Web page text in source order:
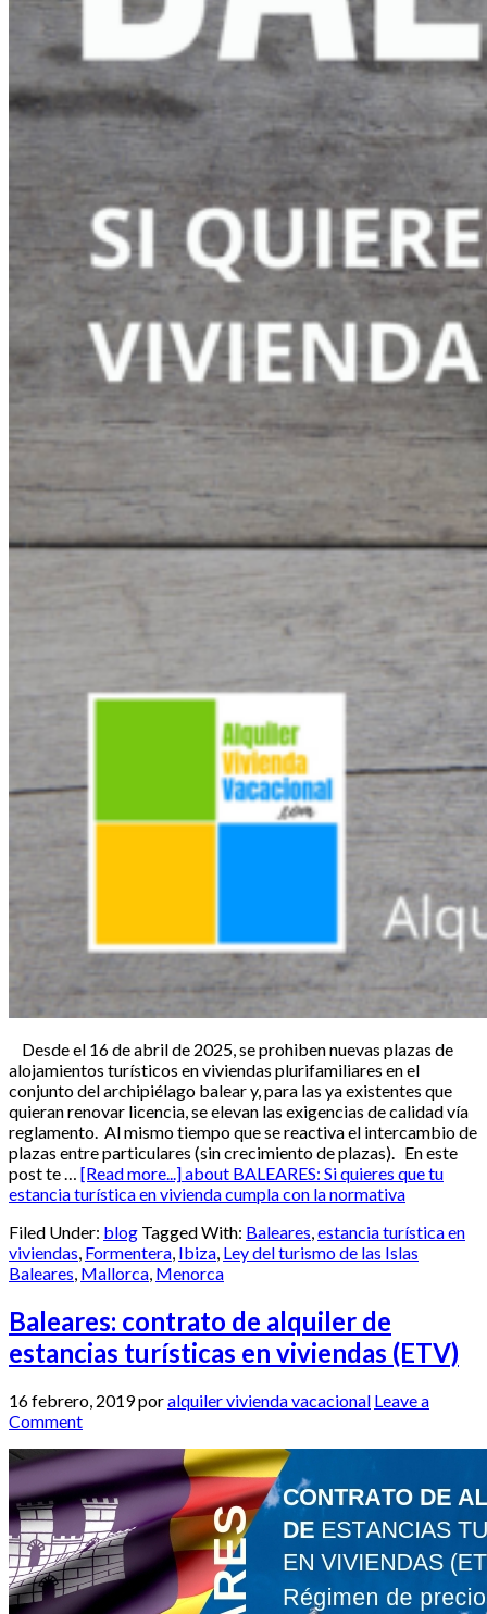
Desde el 16 de abril de 2025, se prohiben nuevas plazas de
alojamientos turísticos en viviendas plurifamiliares en el
conjunto del archipiélago balear y, para las ya existentes que
quieran renovar licencia, se elevan las exigencias de calidad vía
reglamento. Al mismo tiempo que se reactiva el intercambio de
plazas entre particulares (sin crecimiento de plazas). En este
post te … [Read more...]about BALEARES: Si quieres que tu
estancia turística en vivienda cumpla con la normativa
Filed Under: blog Tagged With: Baleares estancia turística en
viviendas Formentera Ibiza Ley del turismo de las Islas
Baleares Mallorca Menorca
Baleares: contrato de alquiler de
estancias turísticas en viviendas (ETV)
16 febrero, 2019poralquiler vivienda vacacional Leave a
Comment